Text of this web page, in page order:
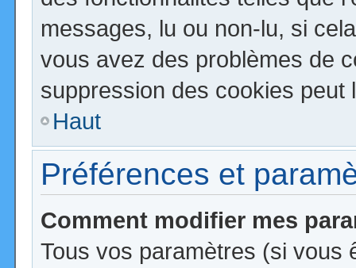
messages, lu ou non-lu, si
vous avez des problèmes de
suppression des cookies peut
Haut
Préférences et
Comment modifier mes
Tous vos paramètres (si vous